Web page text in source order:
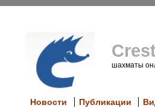
шахматы
Новости Публикации